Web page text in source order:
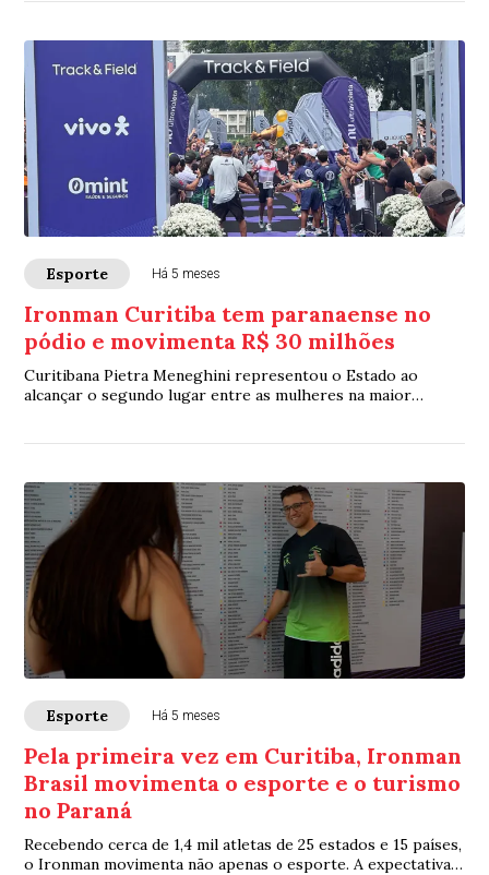
Esporte Há 5 meses
Ironman Curitiba tem paranaense no
pódio e movimenta R$ 30 milhões
Curitibana Pietra Meneghini representou o Estado ao
alcançar o segundo lugar entre as mulheres na maior
Esporte Há 5 meses
Pela primeira vez em Curitiba, Ironman
Brasil movimenta o esporte e o turismo
no Paraná
Recebendo cerca de 1,4 mil atletas de 25 estados e 15 países,
o Ironman movimenta não apenas o esporte. A expectativa